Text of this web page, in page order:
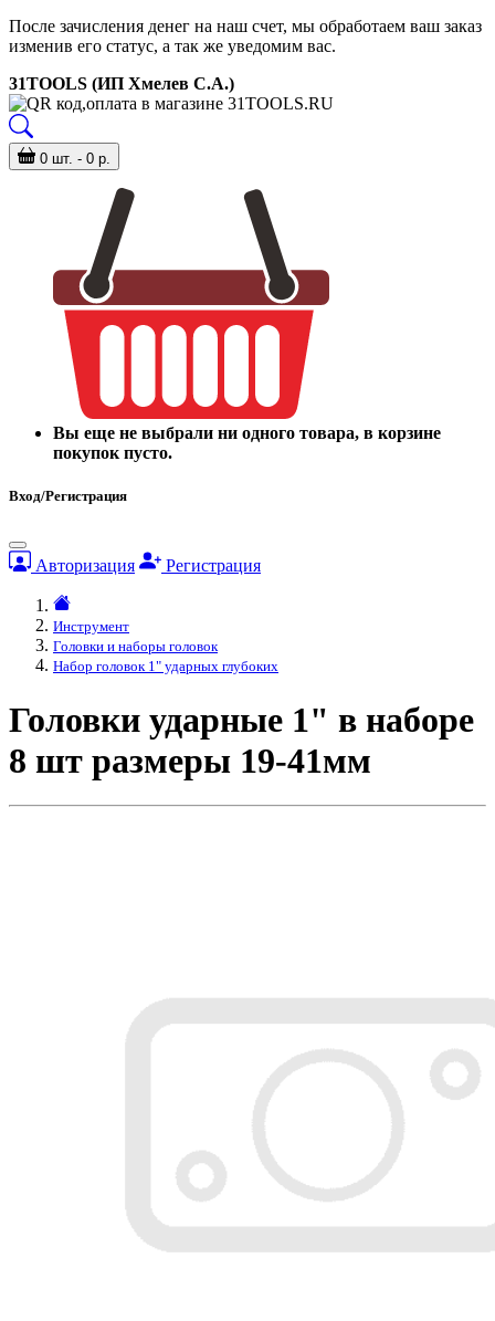
После зачисления денег на наш счет, мы обработаем ваш заказ
изменив его статус, а так же уведомим вас.
31TOOLS (ИП Хмелев С.А.)
0 шт. - 0 р.
Вы еще не выбрали ни одного товара, в корзине
покупок пусто.
Вход/Регистрация
Авторизация Регистрация
Инструмент
Головки и наборы головок
Набор головок 1" ударных глубоких
Головки ударные 1" в наборе
8 шт размеры 19-41мм